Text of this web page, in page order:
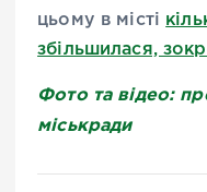
цьому в місті
збільшилася,
Фото та відео:
міськради